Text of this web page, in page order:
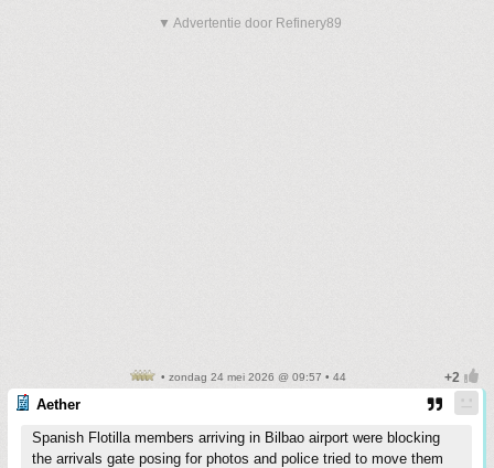
▼ Advertentie door Refinery89
• zondag 24 mei 2026 @ 09:57 • 44
Aether
Spanish Flotilla members arriving in Bilbao airport were blocking
the arrivals gate posing for photos and police tried to move them